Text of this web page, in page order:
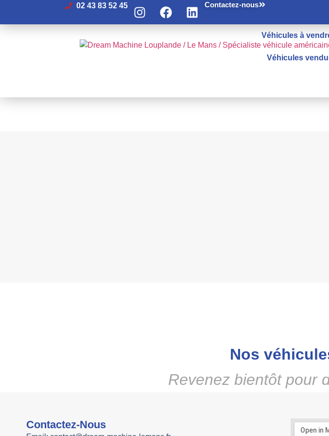
02 43 83 52 45 Contactez-nous
Véhicules à
Véhicules
Nos
Revenez bientôt pour
Contactez-Nous